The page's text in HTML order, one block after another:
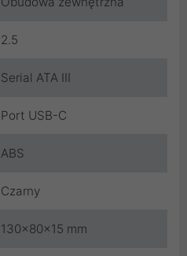
2.5
Serial ATA III
Port USB-C
ABS
Czarny
130x80x15 mm